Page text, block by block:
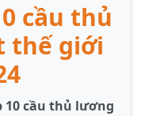
cầu thủ
thế giới
10 cầu thủ lương